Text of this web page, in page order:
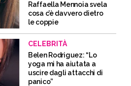
Raffaella Mennoia svela
cosa c’è davvero dietro
le coppie
CELEBRITÀ
Belen Rodriguez: “Lo
yoga mi ha aiutata a
uscire dagli attacchi di
panico”